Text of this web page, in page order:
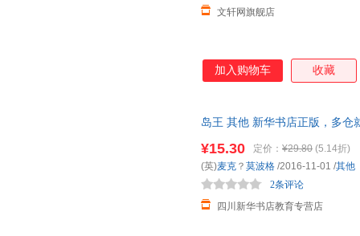
文轩网旗舰店
加入购物车 收藏
岛王 其他 新华书店正版，多仓
¥15.30 定价： ¥29.80 (5.14折)
四川新华书店教育专营店
2条评论
(英)麦克 ？ 莫波格 /2016-11-01 /其他